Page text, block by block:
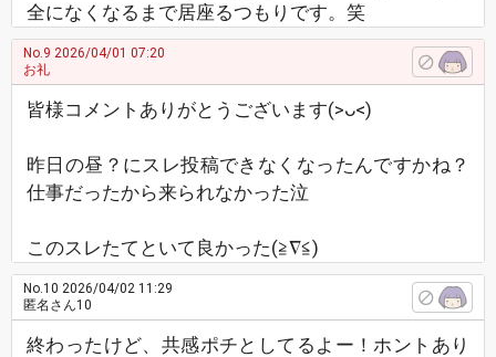
全になくなるまで居座るつもりです。笑
No.9 2026/04/01 07:20
お礼
皆様コメントありがとうございます(>ᴗ<)
昨日の昼？にスレ投稿できなくなったんですかね？
仕事だったから来られなかった泣
このスレたてといて良かった(≧∇≦)
No.10 2026/04/02 11:29
匿名さん10
終わったけど、共感ポチとしてるよー！ホントあり